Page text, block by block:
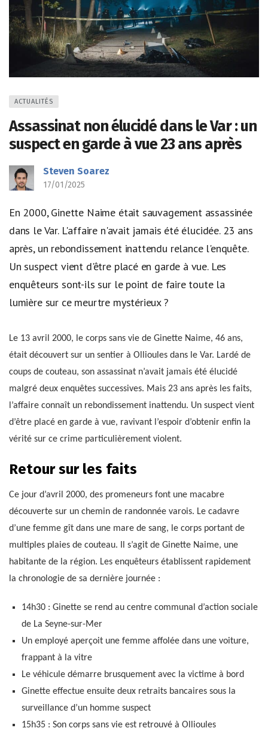
ACTUALITÉS
Assassinat non élucidé dans le Var : un
suspect en garde à vue 23 ans après
Steven Soarez
17/01/2025
En 2000, Ginette Naime était sauvagement assassinée
dans le Var. L'affaire n'avait jamais été élucidée. 23 ans
après, un rebondissement inattendu relance l'enquête.
Un suspect vient d'être placé en garde à vue. Les
enquêteurs sont-ils sur le point de faire toute la
lumière sur ce meurtre mystérieux ?
Le 13 avril 2000, le corps sans vie de Ginette Naime, 46 ans,
était découvert sur un sentier à Ollioules dans le Var. Lardé de
coups de couteau, son assassinat n’avait jamais été élucidé
malgré deux enquêtes successives. Mais 23 ans après les faits,
l’affaire connaît un rebondissement inattendu. Un suspect vient
d’être placé en garde à vue, ravivant l’espoir d’obtenir enfin la
vérité sur ce crime particulièrement violent.
Retour sur les faits
Ce jour d’avril 2000, des promeneurs font une macabre
découverte sur un chemin de randonnée varois. Le cadavre
d’une femme gît dans une mare de sang, le corps portant de
multiples plaies de couteau. Il s’agit de Ginette Naime, une
habitante de la région. Les enquêteurs établissent rapidement
la chronologie de sa dernière journée :
14h30 : Ginette se rend au centre communal d’action sociale
de La Seyne-sur-Mer
Un employé aperçoit une femme affolée dans une voiture,
frappant à la vitre
Le véhicule démarre brusquement avec la victime à bord
Ginette effectue ensuite deux retraits bancaires sous la
surveillance d’un homme suspect
15h35 : Son corps sans vie est retrouvé à Ollioules